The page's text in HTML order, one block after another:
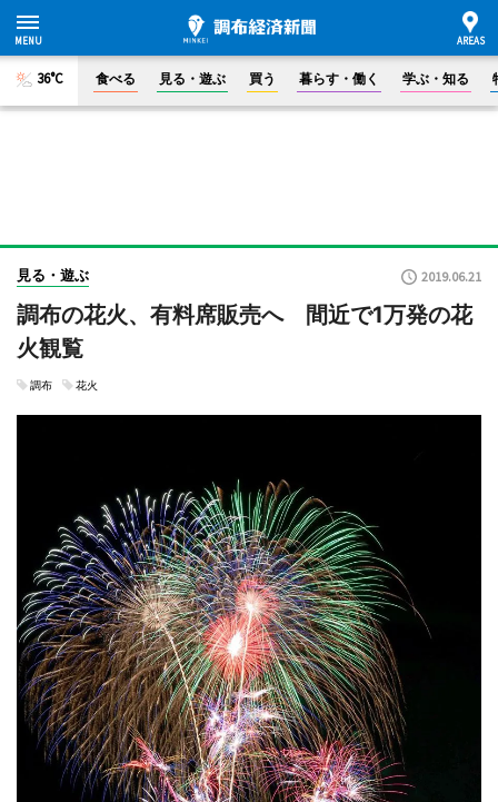
36°C 食べる 見る・遊ぶ 買う 暮らす・働く 学ぶ・知る
見る・遊ぶ 2019.06.21
調布の花火、有料席販売へ 間近で1万発の花
火観覧
調布 花火